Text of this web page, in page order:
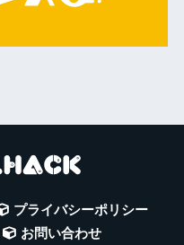
プライバシーポリシー
お問い合わせ